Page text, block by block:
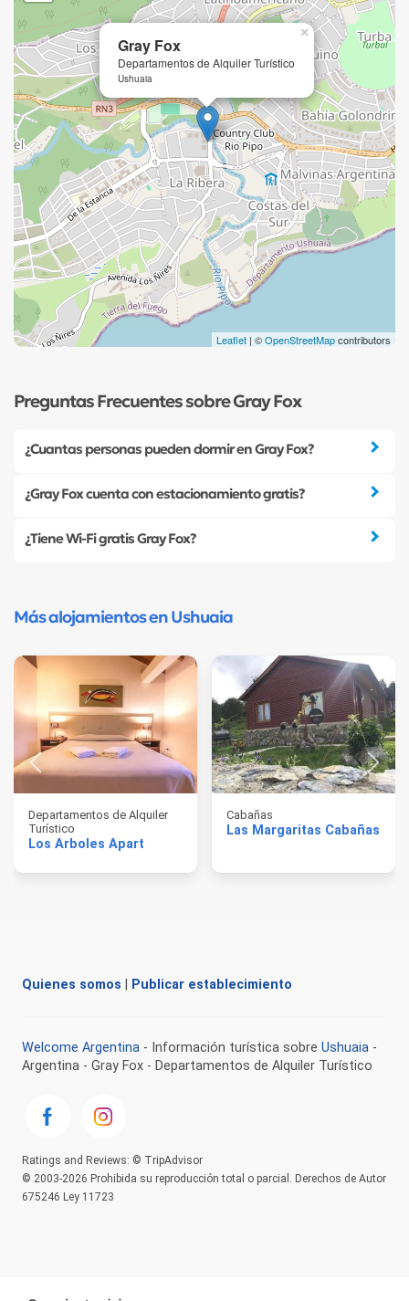
Gray Fox
Departamentos de Alquiler Turístico
Ushuaia
×
Leaflet | ©OpenStreetMapcontributors
Preguntas Frecuentes sobre Gray Fox
¿Cuantas personas pueden dormir en Gray Fox?
¿Gray Fox cuenta con estacionamiento gratis?
¿Tiene Wi-Fi gratis Gray Fox?
Más alojamientos en Ushuaia
Departamentos de Alquiler
Turístico
Los Arboles Apart
Cabañas
Las Margaritas Cabañas
Quienes somos Publicar establecimiento
Welcome Argentina - Información turística sobre Ushuaia -
Argentina - Gray Fox - Departamentos de Alquiler Turístico
Ratings and Reviews: © TripAdvisor
© 2003-2026 Prohibida su reproducción total o parcial. Derechos de Autor
675246 Ley 11723